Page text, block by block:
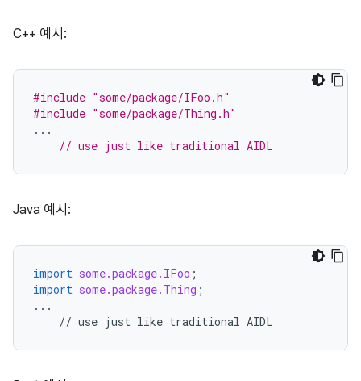
C++ 예시:
#include "some/package/IFoo.h"
#include "some/package/Thing.h"
...
// use just like traditional AIDL
Java 예시:
import some.package.IFoo ;
import some.package.Thing ;
...
// use just like traditional AIDL